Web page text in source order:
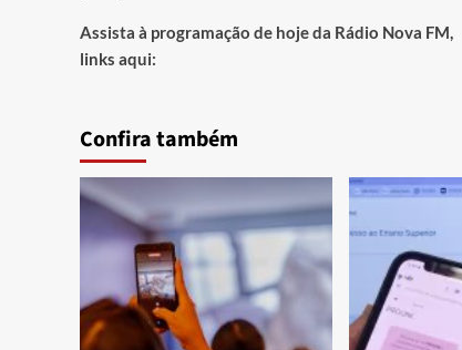
Assista à programação de hoje da Rádio Nova FM,
links aqui:
Confira também